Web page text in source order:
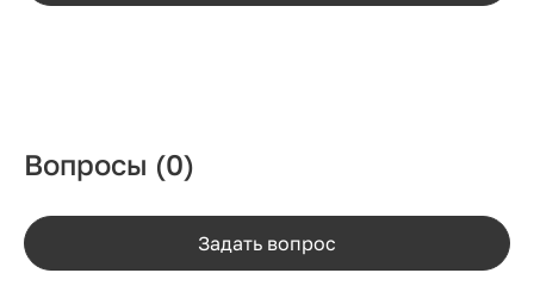
Вопросы (0)
Задать вопрос